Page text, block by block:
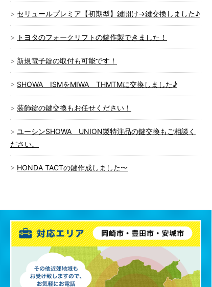
セリュールプレミア【初期型】鍵開け→鍵交換しました♪
トヨタのフォークリフトの鍵作製できました！
新規電子錠の取付も可能です！
SHOWA ISMをMIWA THMTMに交換しました♪
装飾錠の鍵交換もお任せください！
ユーシンSHOWA UNION製特注品の鍵交換もご相談く
ださい。
HONDA TACTの鍵作成しました〜